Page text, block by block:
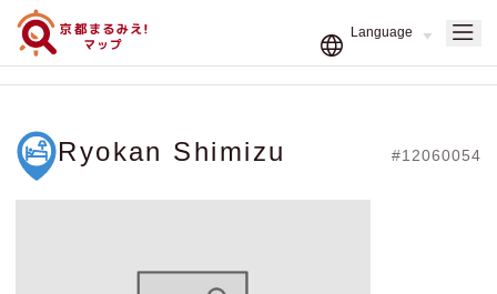
Ryokan Shimizu #12060054